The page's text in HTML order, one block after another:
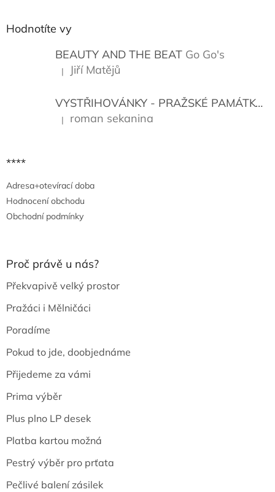
Hodnotíte vy
BEAUTY AND THE BEAT Go Go's
Hodnocení produktu je 5 z 5 hvězdiček.
| Jiří Matějů
VYSTŘIHOVÁNKY - PRAŽSKÉ PAMÁTKY
Hodnocení produktu je 5 z 5 hvězdiček.
| roman sekanina
****
Adresa+otevírací doba
Hodnocení obchodu
Obchodní podmínky
Proč právě u nás?
Překvapivě velký prostor
Pražáci i Mělničáci
Poradíme
Pokud to jde, doobjednáme
Přijedeme za vámi
Prima výběr
Plus plno LP desek
Platba kartou možná
Pestrý výběr pro prťata
Pečlivé balení zásilek